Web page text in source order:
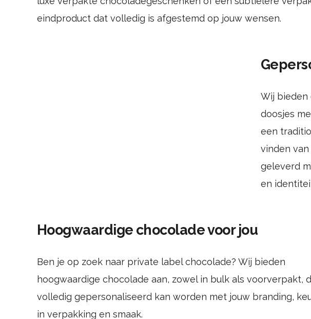
eindproduct dat volledig is afgestemd op jouw wensen.
Wij bieden
doosjes
een
vinden
geleverd
en
Hoogwaardige chocolade voor jou
Ben je op zoek naar private label chocolade? Wij bieden
hoogwaardige chocolade aan, zowel in bulk als voorverpakt,
volledig gepersonaliseerd kan worden met jouw branding,
in verpakking en smaak.